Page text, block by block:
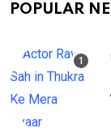
POPULAR